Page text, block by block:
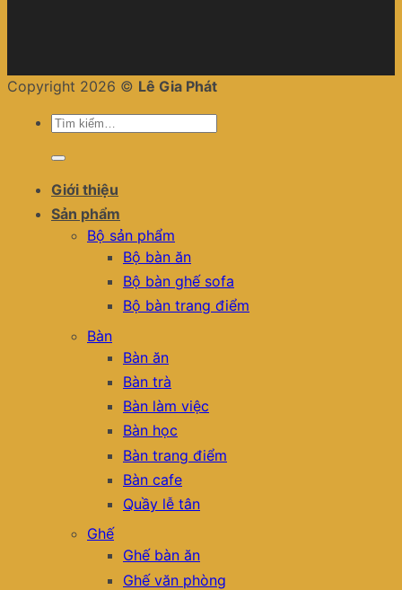
Copyright 2026 © Lê Gia Phát
Tìm
Giới thiệu
Sản phẩm
Bộ sản phẩm
Bộ bàn ăn
Bộ bàn ghế sofa
Bộ bàn trang điểm
Bàn
Bàn ăn
Bàn trà
Bàn làm việc
Bàn học
Bàn trang điểm
Bàn cafe
Quầy lễ tân
Ghế
Ghế bàn ăn
Ghế văn phòng